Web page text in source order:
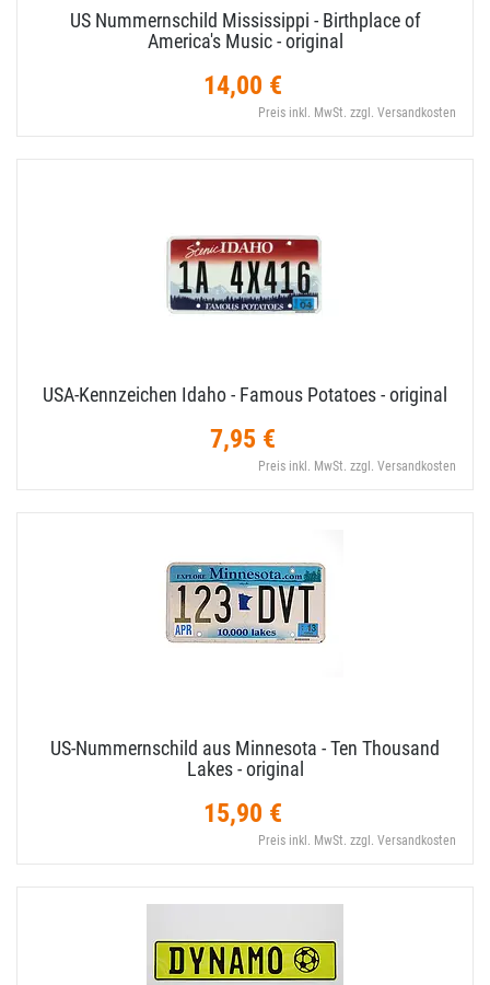
US Nummernschild Mississippi - Birthplace of
America's Music - original
14,00 €
Preis inkl. MwSt. zzgl. Versandkosten
USA-​Kennzeichen Idaho - Famous Potatoes - original
7,95 €
Preis inkl. MwSt. zzgl. Versandkosten
US-​Nummernschild aus Minnesota - Ten Thousand
Lakes - original
15,90 €
Preis inkl. MwSt. zzgl. Versandkosten